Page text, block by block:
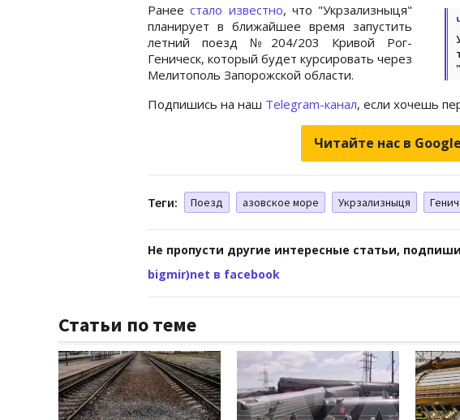
Ранеестало известно, что "Укрзализныця"
планирует в ближайшее время запустить
летний поезд №204/203 Кривой Рог-
Геническ, который будет курсировать через
Мелитополь Запорожской области.
Подпишись на наш Telegram-канал, если хочешь
Читайте нас в
Теги: Поезд азовское море Укрзализныця
Не пропусти другие интересные статьи,
bigmir)net в facebook
Статьи по теме